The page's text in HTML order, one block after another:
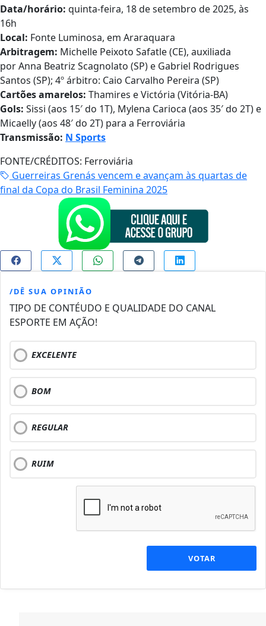
Data/horário: quinta-feira, 18 de setembro de 2025, às
16h
Local: Fonte Luminosa, em Araraquara
Arbitragem: Michelle Peixoto Safatle (CE), auxiliada
porAnna Beatriz Scagnolato (SP) e Gabriel Rodrigues
Santos (SP); 4º árbitro: Caio Carvalho Pereira (SP)
Cartões amarelos: Thamires e Victória (Vitória-BA)
Gols: Sissi (aos 15′ do 1T), Mylena Carioca (aos 35′ do 2T) e
Micaelly (aos 48′ do 2T) para a Ferroviária
Transmissão: N Sports
FONTE/CRÉDITOS: Ferroviária
Guerreiras Grenás vencem e avançam às quartas de
final da Copa do Brasil Feminina 2025
/DÊ SUA OPINIÃO
TIPO DE CONTÉUDO E QUALIDADE DO CANAL
ESPORTE EM AÇÃO!
EXCELENTE
BOM
REGULAR
RUIM
VOTAR